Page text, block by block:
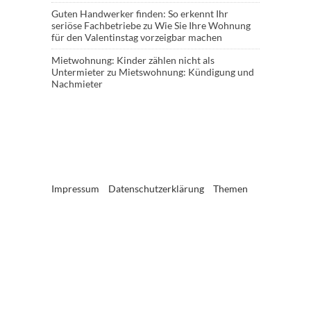
Guten Handwerker finden: So erkennt Ihr
seriöse Fachbetriebezu Wie Sie Ihre Wohnung
für den Valentinstag vorzeigbar machen
Mietwohnung: Kinder zählen nicht als
Untermieterzu Mietswohnung: Kündigung und
Nachmieter
Impressum Datenschutzerklärung Themen